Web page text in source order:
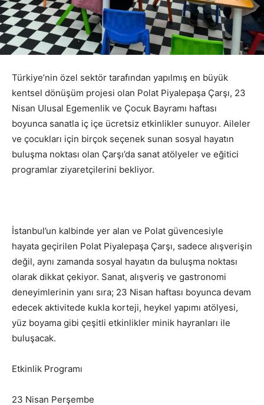
Türkiye’nin özel sektör tarafından yapılmış en büyük
kentsel dönüşüm projesi olan Polat Piyalepaşa Çarşı, 23
Nisan Ulusal Egemenlik ve Çocuk Bayramı haftası
boyunca sanatla iç içe ücretsiz etkinlikler sunuyor. Aileler
ve çocukları için birçok seçenek sunan sosyal hayatın
buluşma noktası olan Çarşı’da sanat atölyeler ve eğitici
programlar ziyaretçilerini bekliyor.
İstanbul’un kalbinde yer alan ve Polat güvencesiyle
hayata geçirilen Polat Piyalepaşa Çarşı, sadece alışverişin
değil, aynı zamanda sosyal hayatın da buluşma noktası
olarak dikkat çekiyor. Sanat, alışveriş ve gastronomi
deneyimlerinin yanı sıra; 23 Nisan haftası boyunca devam
edecek aktivitede kukla korteji, heykel yapımı atölyesi,
yüz boyama gibi çeşitli etkinlikler minik hayranları ile
buluşacak.
Etkinlik Programı
23 Nisan Perşembe